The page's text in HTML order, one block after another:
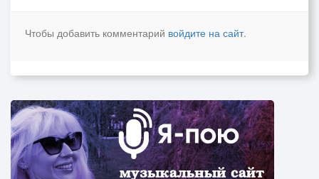
Чтобы добавить комментарий войдите на сайт.